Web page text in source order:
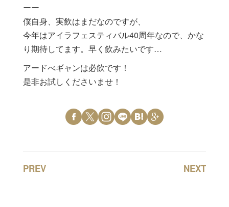
ーー
僕自身、実飲はまだなのですが、
今年はアイラフェスティバル40周年なので、かな
り期待してます。早く飲みたいです…
アードべギャンは必飲です！
是非お試しくださいませ！
PREV NEXT